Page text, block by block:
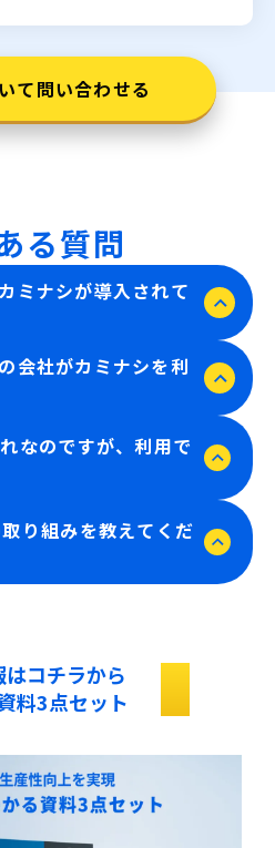
て問い合わせる
る質問
ミナシが導入されて
ナシをご利用いただいていま
例は、以下の無料でダウンロ
ウンロード
会社がカミナシを利
まで規模を問わず、47都道
でカミナシを導入いただい
下の無料でダウンロード可能
さい。
なのですが、利用で
以上での推進ノウハウを用
ラムにより、専任担当が現場
ポートいたします。
り組みを教えてくだ
コチラから
料3点セット